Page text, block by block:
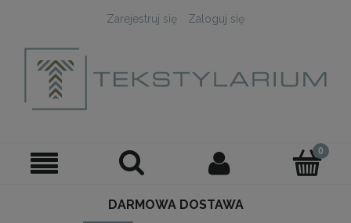
Zarejestruj się Zaloguj się
DARMOWA DOSTAWA